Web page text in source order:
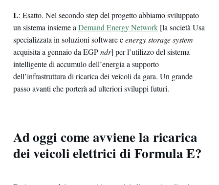
L: Esatto. Nel secondo step del progetto abbiamo sviluppato
un sistema insieme aDemand Energy Network[la società Usa
specializzata in soluzioni software eenergy storage system
acquisita a gennaio da EGPndr] per l’utilizzo del sistema
intelligente di accumulo dell’energia a supporto
dell’infrastruttura di ricarica dei veicoli da gara. Un grande
passo avanti che porterà ad ulteriori sviluppi futuri.
Ad oggi come avviene la ricarica
dei veicoli elettrici di Formula E?